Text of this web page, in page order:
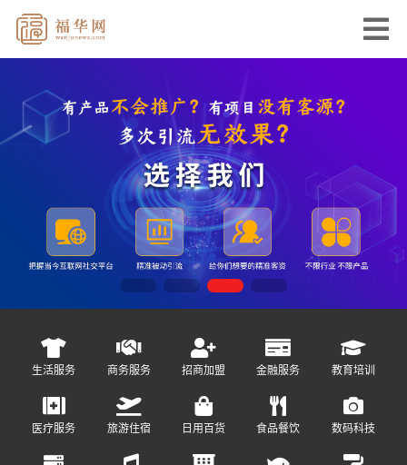
生活服务 商务服务 招商加盟 金融服务 教育培训
医疗服务 旅游住宿 日用百货 食品餐饮 数码科技